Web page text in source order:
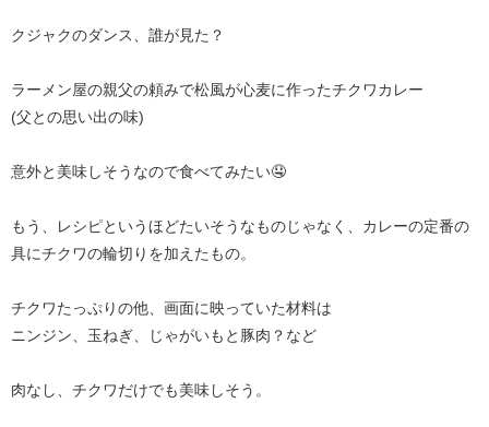
クジャクのダンス、誰が見た？
ラーメン屋の親父の頼みで松風が心麦に作ったチクワカレー
(父との思い出の味)
意外と美味しそうなので食べてみたい🤤
もう、レシピというほどたいそうなものじゃなく、カレーの定番の
具にチクワの輪切りを加えたもの。
チクワたっぷりの他、画面に映っていた材料は
ニンジン、玉ねぎ、じゃがいもと豚肉？など
肉なし、チクワだけでも美味しそう。